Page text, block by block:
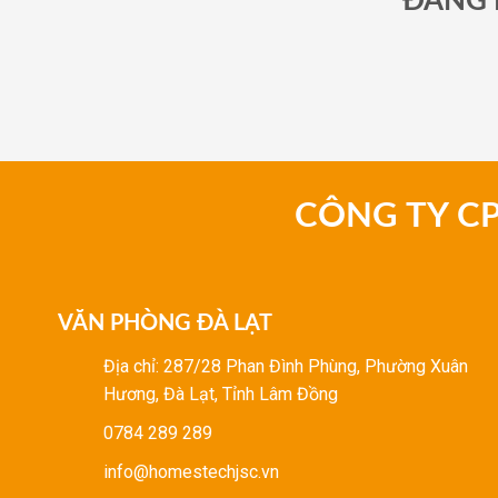
CÔNG TY
VĂN PHÒNG ĐÀ LẠT
Địa chỉ: 287/28 Phan Đình Phùng, Phường Xuân
Hương, Đà Lạt, Tỉnh Lâm Đồng
0784 289 289
info@homestechjsc.vn